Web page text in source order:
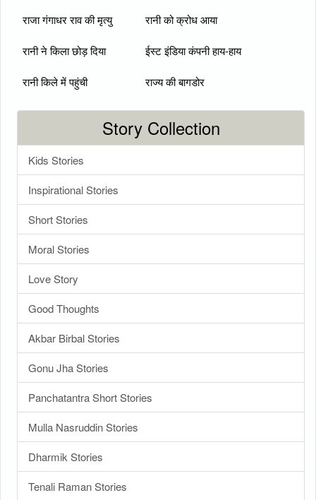
राजा गंगाधर राव की मृत्यु रानी को क्रोध आया
रानी ने किला छोड़ दिया ईस्ट इंडिया कंपनी हाय-हाय
रानी किले में पहुंची राज्य की बागडोर
Story Collection
Kids Stories
Inspirational Stories
Short Stories
Moral Stories
Love Story
Good Thoughts
Akbar Birbal Stories
Gonu Jha Stories
Panchatantra Short Stories
Mulla Nasruddin Stories
Dharmik Stories
Tenali Raman Stories